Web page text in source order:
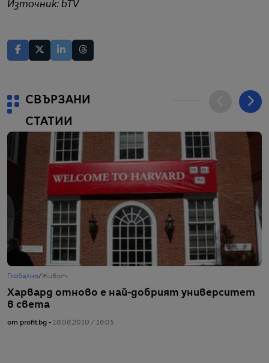
Източник: bTV
СВЪРЗАНИ
СТАТИИ
Глобално/Живот
Харвард отново е най-добрият университет
в света
от profit.bg - 18.08.2010 / 16:05